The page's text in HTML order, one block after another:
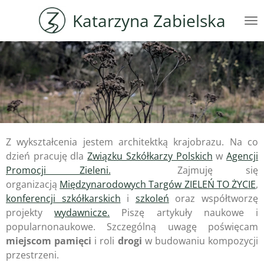
głównej
treści
Katarzyna Zabielska
Z wykształcenia jestem architektką krajobrazu. Na co
dzień pracuję dlaZwiązku Szkółkarzy Polskich wAgencji
Promocji Zieleni. Zajmuję się
organizacją Międzynarodowych Targów ZIELEŃ TO ŻYCIE,
konferencji szkółkarskich i szkoleń oraz współtworzę
projektywydawnicze. Piszę artykuły naukowe i
popularnonaukowe. Szczególną uwagę poświęcam
miejscom pamięci i roli drogi w budowaniu kompozycji
przestrzeni.